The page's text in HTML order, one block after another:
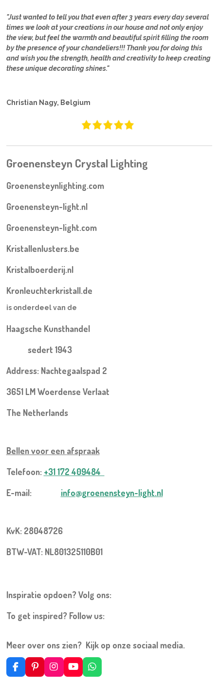
"Just wanted to tell you that even after 3 years every day several
times we look at your creations in our house and not only enjoy
the view, but feel the warmth and beautiful spirit filling the room
by the presence of your chandeliers!!! Thank you for doing this
and wish you the strength, health and creativity to keep creating
these unique decorating shines."
Christian Nagy, Belgium
Groenensteyn Crystal Lighting
Groenensteynlighting.com
Groenensteyn-light.nl
Groenensteyn-light.com
Kristallenlusters.be
Kristalboerderij.nl
Kronleuchterkristall.de
is onderdeel van de
Haagsche Kunsthandel
sedert 1943
Address: Nachtegaalspad 2
3651 LM Woerdense Verlaat
The Netherlands
Bellen voor een afspraak
Telefoon: +31 172 409484
E-mail: info@groenensteyn-light.nl
KvK: 28048726
BTW-VAT: NL801325110B01
Inspiratie opdoen? Volg ons:
To get inspired? Follow us:
Meer over ons zien? Kijk op onze sociaal media.
F
a
P
i
I
n
Y
o
W
h